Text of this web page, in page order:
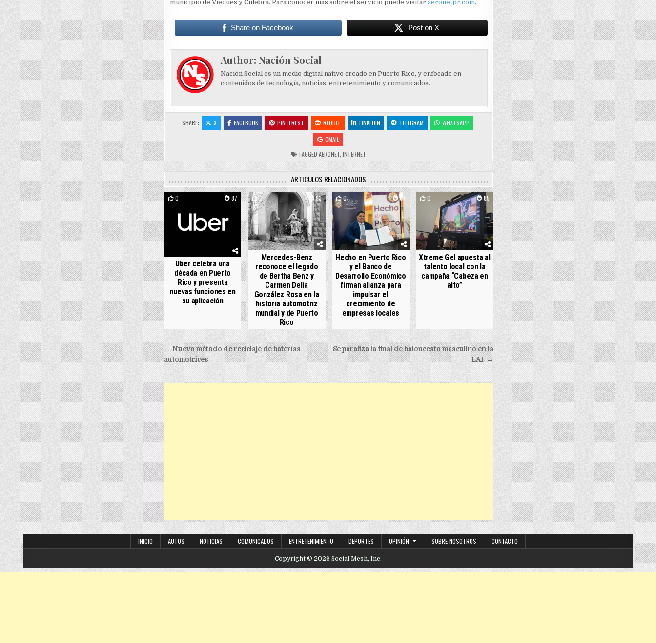
municipio de Vieques y Culebra. Para conocer más sobre el servicio puede visitar aeronetpr.com.
Share on Facebook Post on X
Author: Nación Social
Nación Social es un medio digital nativo creado en Puerto Rico, y enfocado en
contenidos de tecnología, noticias, entretenimiento y comunicados.
SHARE: X FACEBOOK PINTEREST REDDIT LINKEDIN TELEGRAM
WHATSAPP
GMAIL
TAGGEDAERONET ,INTERNET
ARTÍCULOS RELACIONADOS
0 87
Uber celebra una
década en Puerto
Rico y presenta
nuevas funciones en
su aplicación
0 93
Mercedes-Benz
reconoce el legado
de Bertha Benz y
Carmen Delia
González Rosa en la
historia automotriz
mundial y de Puerto
Rico
0 87
Hecho en Puerto Rico
y el Banco de
Desarrollo Económico
firman alianza para
impulsar el
crecimiento de
empresas locales
0 85
Xtreme Gel apuesta al
talento local con la
campaña “Cabeza en
alto”
Post navigation
Se paraliza la final de baloncesto masculino en la
LAI →
← Nuevo método de reciclaje de baterías
automotrices
INICIO AUTOS NOTICIAS COMUNICADOS ENTRETENIMIENTO DEPORTES OPINIÓN SOBRE NOSOTROS CONTACTO
Copyright © 2026 Social Mesh, Inc.